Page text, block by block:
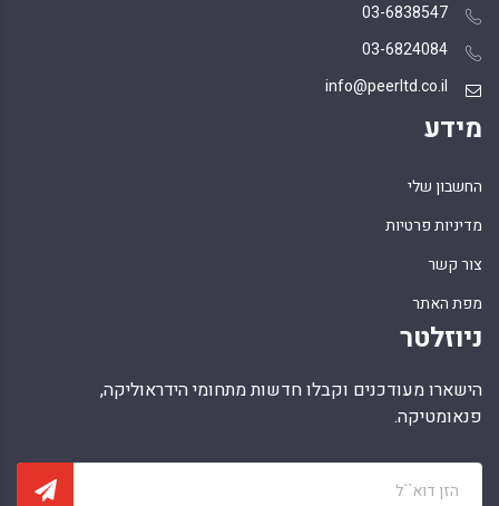
03-6838547
03-6824084
info@peerltd.co.il
מידע
החשבון שלי
מדיניות פרטיות
צור קשר
מפת האתר
ניוזלטר
הישארו מעודכנים וקבלו חדשות מתחומי הידראוליקה,
פנאומטיקה.